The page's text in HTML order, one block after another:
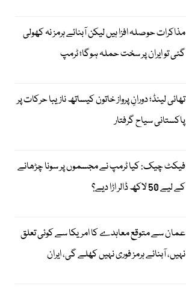
مذاکرات حوصلہ افزا ہیں لیکن آبنائے ہرمز نہ کھولی
گئی تو ایران پر سخت حملہ ہوگا؛ ٹرمپ
تھائی لینڈ؛ دورانِ پرواز خاتون کیساتھ نازیبا حرکات پر
پاکستانی سیاح گرفتار
فیکٹ چیک: کیا ٹرمپ نے مجسموں پر سونا چڑھانے
کے لیے 50 لاکھ ڈالر اڑا دیے؟
عمان سے متوقع معاہدے کا امریکا سے کوئی تعلق
نہیں، آبنائے ہرمز فوری نہیں کھلے گی، ایران